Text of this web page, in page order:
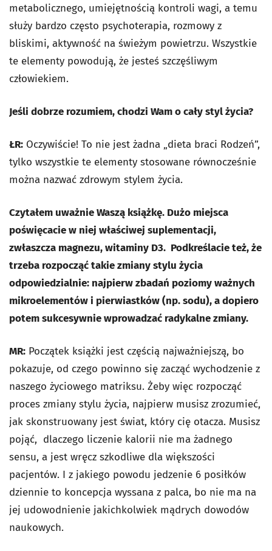
metabolicznego, umiejętnością kontroli wagi, a temu
służy bardzo często psychoterapia, rozmowy z
bliskimi, aktywność na świeżym powietrzu. Wszystkie
te elementy powodują, że jesteś szczęśliwym
człowiekiem.
Jeśli dobrze rozumiem, chodzi Wam o cały styl życia?
ŁR: Oczywiście! To nie jest żadna „dieta braci Rodzeń”,
tylko wszystkie te elementy stosowane równocześnie
można nazwać zdrowym stylem życia.
Czytałem uważnie Waszą książkę. Dużo miejsca
poświęcacie w niej właściwej suplementacji,
zwłaszcza magnezu, witaminy D3. Podkreślacie też, że
trzeba rozpocząć takie zmiany stylu życia
odpowiedzialnie: najpierw zbadań poziomy ważnych
mikroelementów i pierwiastków (np. sodu), a dopiero
potem sukcesywnie wprowadzać radykalne zmiany.
MR: Początek książki jest częścią najważniejszą, bo
pokazuje, od czego powinno się zacząć wychodzenie z
naszego życiowego matriksu. Żeby więc rozpocząć
proces zmiany stylu życia, najpierw musisz zrozumieć,
jak skonstruowany jest świat, który cię otacza. Musisz
pojąć, dlaczego liczenie kalorii nie ma żadnego
sensu, a jest wręcz szkodliwe dla większości
pacjentów. I z jakiego powodu jedzenie 6 posiłków
dziennie to koncepcja wyssana z palca, bo nie ma na
jej udowodnienie jakichkolwiek mądrych dowodów
naukowych.